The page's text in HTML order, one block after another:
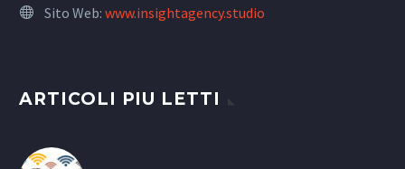
Sito Web: www.insightagency.studio
ARTICOLI PIU LETTI